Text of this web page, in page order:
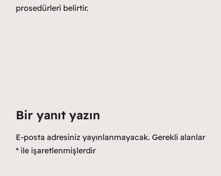
prosedürleri belirtir.
Bir yanıt yazın
E-posta adresiniz yayınlanmayacak. Gerekli alanlar
* ile işaretlenmişlerdir